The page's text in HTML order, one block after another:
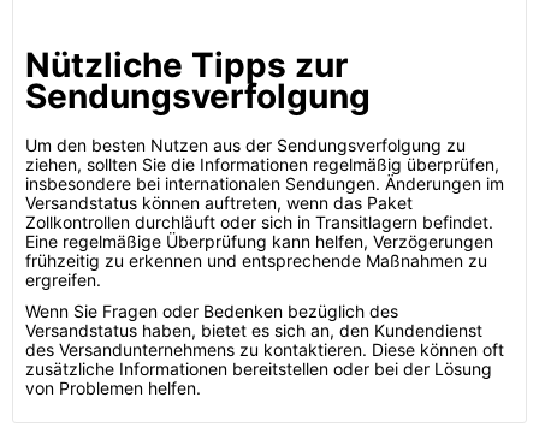
Nützliche Tipps zur
Sendungsverfolgung
Um den besten Nutzen aus der Sendungsverfolgung zu
ziehen, sollten Sie die Informationen regelmäßig überprüfen,
insbesondere bei internationalen Sendungen. Änderungen im
Versandstatus können auftreten, wenn das Paket
Zollkontrollen durchläuft oder sich in Transitlagern befindet.
Eine regelmäßige Überprüfung kann helfen, Verzögerungen
frühzeitig zu erkennen und entsprechende Maßnahmen zu
ergreifen.
Wenn Sie Fragen oder Bedenken bezüglich des
Versandstatus haben, bietet es sich an, den Kundendienst
des Versandunternehmens zu kontaktieren. Diese können oft
zusätzliche Informationen bereitstellen oder bei der Lösung
von Problemen helfen.